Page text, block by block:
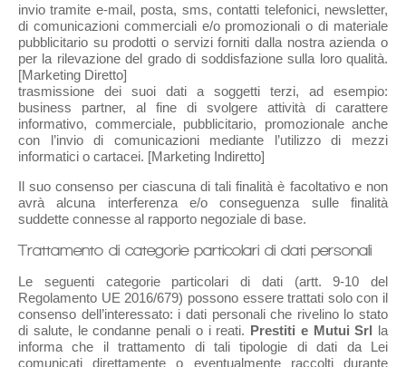
invio tramite e-mail, posta, sms, contatti telefonici, newsletter,
di comunicazioni commerciali e/o promozionali o di materiale
pubblicitario su prodotti o servizi forniti dalla nostra azienda o
per la rilevazione del grado di soddisfazione sulla loro qualità.
[Marketing Diretto]
trasmissione dei suoi dati a soggetti terzi, ad esempio:
business partner, al fine di svolgere attività di carattere
informativo, commerciale, pubblicitario, promozionale anche
con l’invio di comunicazioni mediante l’utilizzo di mezzi
informatici o cartacei. [Marketing Indiretto]
Il suo consenso per ciascuna di tali finalità è facoltativo e non
avrà alcuna interferenza e/o conseguenza sulle finalità
suddette connesse al rapporto negoziale di base.
Trattamento di categorie particolari di dati personali
Le seguenti categorie particolari di dati (artt. 9-10 del
Regolamento UE 2016/679) possono essere trattati solo con il
consenso dell’interessato: i dati personali che rivelino lo stato
di salute, le condanne penali o i reati. Prestiti e Mutui Srl la
informa che il trattamento di tali tipologie di dati da Lei
comunicati direttamente o eventualmente raccolti durante